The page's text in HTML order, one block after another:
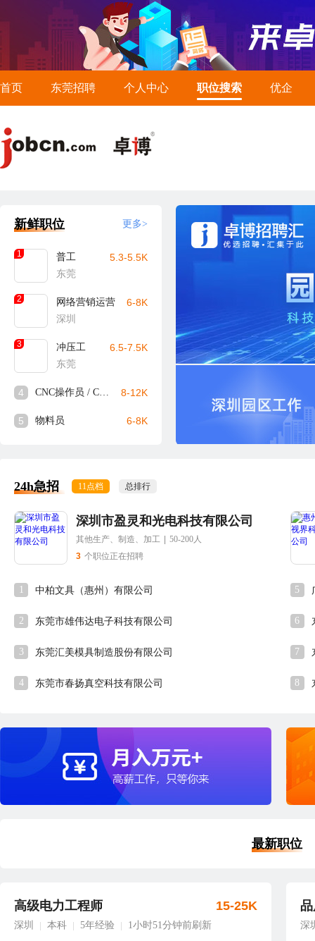
首页 东莞招聘 个人中心 职位搜索 优企
新鲜职位 更多>
1
普工
东莞
5.3-5.5K
2
网络营销运营
深圳
6-8K
3
冲压工
东莞
6.5-7.5K
4 CNC操作员 / CNC师傅 8-12K
5 物料员 6-8K
24h急招 11点档 总排行
深圳市盈灵和光电科技有限公司
其他生产、制造、加工
50-200人
3 个职位正在招聘
1 中柏文具（惠州）有限公司
2 东莞市雄伟达电子科技有限公司
3 东莞汇美模具制造股份有限公司
4 东莞市春扬真空科技有限公司
5
6
7
8
最新职位
高级电力工程师
深圳 本科 5年经验 1小时51分钟前刷新
15-25K
深